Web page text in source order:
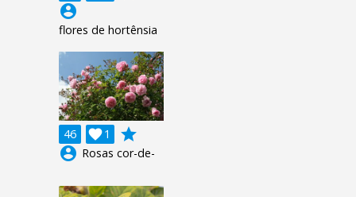
account_circle
flores de hortênsia
46 1

grade
account_circle Rosas cor-de-